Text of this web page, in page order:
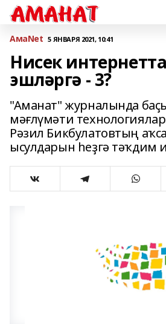
АмаNet 5 ЯНВАРЯ 2021, 10:41
Нисек
эшләргә - 3?
"Аманат" журналында
мәғлүмәти
Рәзил Бикбулатовтың
ысулдарын һеҙгә тәҡдим